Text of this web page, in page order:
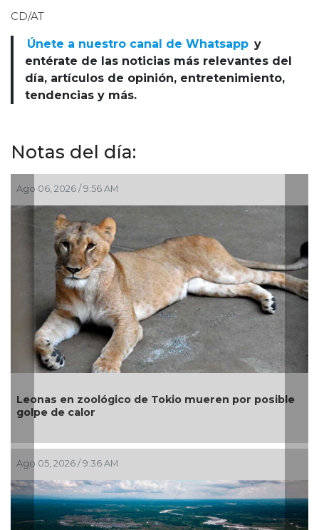
CD/AT
Únete a nuestro canal de Whatsapp y
entérate de las noticias más relevantes del
día, artículos de opinión, entretenimiento,
tendencias y más.
Notas del día:
Ago 06, 2026 / 9:56 AM
Leonas en zoológico de Tokio mueren por posible
golpe de calor
Ago 05, 2026 / 9:36 AM